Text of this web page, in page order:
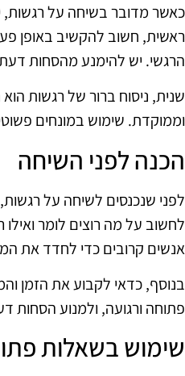
כאשר מדובר בשיחה על רגשות,
ראשית, חשוב להקשיב באופן
הרגשי. יש להימנע מהסחות
שנית, ניסוח ברור של רגשות
וממוקדת. שימוש במונחים
הכנה לפני השיחה
לפני שנכנסים לשיחה על
לחשוב על מה רוצים לומר
אנשים קרובים כדי לחדד את
בנוסף, כדאי לקבוע את הזמן
פתוחה ורגועה, ולמנוע הסחות
שימוש בשאלות